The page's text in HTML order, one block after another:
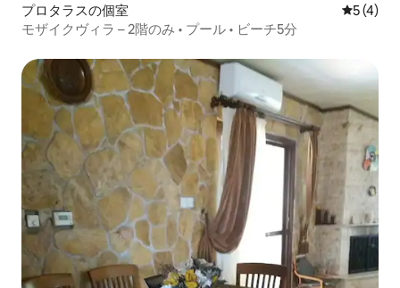
プロタラスの個室 レビュー
5 (4)
モザイクヴィラ – 2階のみ • プール • ビーチ5分